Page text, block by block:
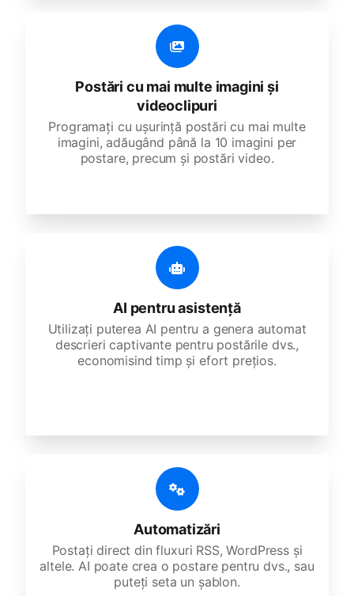
Postări cu mai multe imagini și
videoclipuri
Programați cu ușurință postări cu mai multe
imagini, adăugând până la 10 imagini per
postare, precum și postări video.
AI pentru asistență
Utilizați puterea AI pentru a genera automat
descrieri captivante pentru postările dvs.,
economisind timp și efort prețios.
Automatizări
Postați direct din fluxuri RSS, WordPress și
altele. AI poate crea o postare pentru dvs., sau
puteți seta un șablon.